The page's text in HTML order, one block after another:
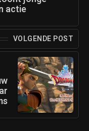
actie
VOLGENDE POST